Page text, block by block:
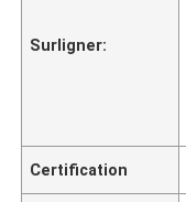
Surligner:
Certification